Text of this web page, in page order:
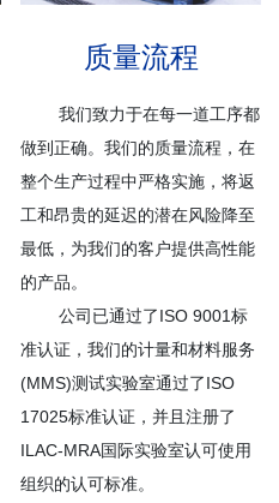
质量流程
我们致力于在每一道工序都
做到正确。我们的质量流程，在
整个生产过程中严格实施，将返
工和昂贵的延迟的潜在风险降至
最低，为我们的客户提供高性能
的产品。
公司已通过了ISO 9001标
准认证，我们的计量和材料服务
(MMS)测试实验室通过了ISO
17025标准认证，并且注册了
ILAC-MRA国际实验室认可使用
组织的认可标准。